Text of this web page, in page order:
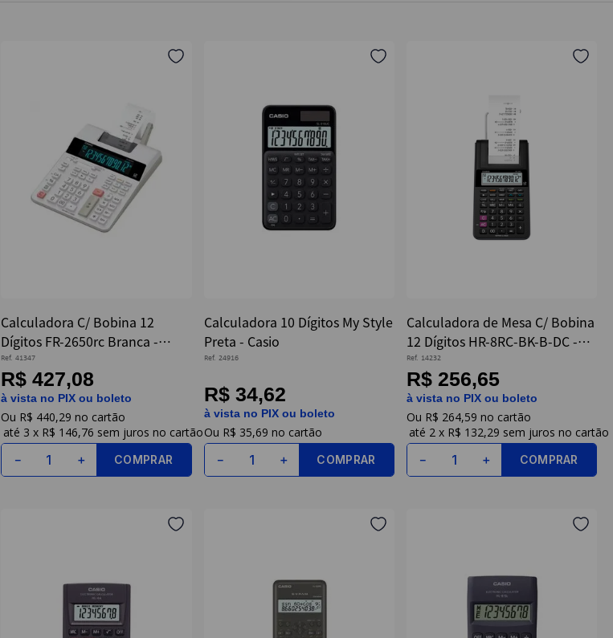
Calculadora C/ Bobina 12
Dígitos FR-2650rc Branca -
Casio
Ref. 41347
R$ 427,08
à vista no PIX ou boleto
R$ 440,29
3 x R$ 146,76 sem juros
＋
－ COMPRAR
Calculadora 10 Dígitos My Style
Preta - Casio
Ref. 24916
R$ 34,62
à vista no PIX ou boleto
R$ 35,69
＋
－ COMPRAR
Calculadora de Mesa C/ Bobina
12 Dígitos HR-8RC-BK-B-DC -
Casio
Ref. 14232
R$ 256,65
à vista no PIX ou boleto
R$ 264,59
2 x R$ 132,29 sem juros
＋
－ COMPRAR